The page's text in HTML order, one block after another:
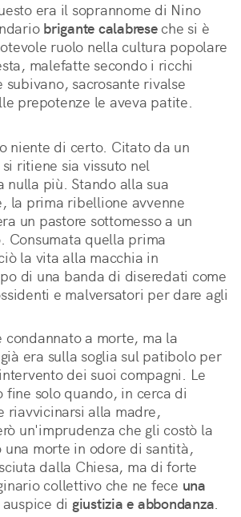
era il soprannome di Nino
brigante calabrese che si è
ruolo nella cultura popolare
malefatte secondo i ricchi
sacrosante rivalse
prepotenze le aveva patite.
niente di certo. Citato da un
ritiene sia vissuto nel
nulla più. Stando alla sua
la prima ribellione avvenne
un pastore sottomesso a un
Consumata quella prima
di una banda di diseredati come
e malversatori per dare agli
condannato a morte, ma la
era sulla soglia sul patibolo per
dei suoi compagni. Le
fine solo quando, in cerca di
riavvicinarsi alla madre,
un'imprudenza che gli costò la
una morte in odore di santità,
dalla Chiesa, ma di forte
collettivo che ne fece una
auspice di giustizia e abbondanza.